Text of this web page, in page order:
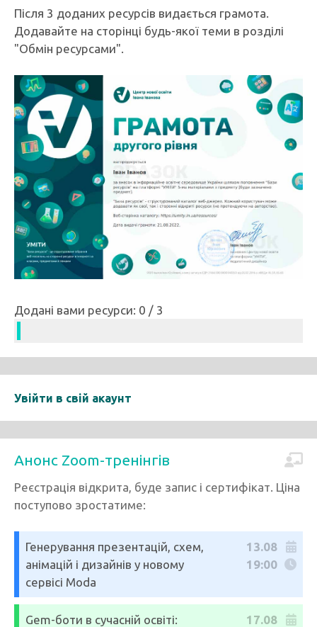
Після 3 доданих ресурсів видається грамота.
Додавайте на сторінці будь-якої теми в розділі
"Обмін ресурсами".
Додані вами ресурси: 0 / 3
Увійти в свій акаунт
Анонс Zoom-тренінгів
Реєстрація відкрита, буде запис і сертифікат. Ціна
поступово зростатиме:
Генерування презентацій, схем,
анімацій і дизайнів у новому
сервісі Moda
13.08
19:00
Gem-боти в сучасній освіті:
17.08